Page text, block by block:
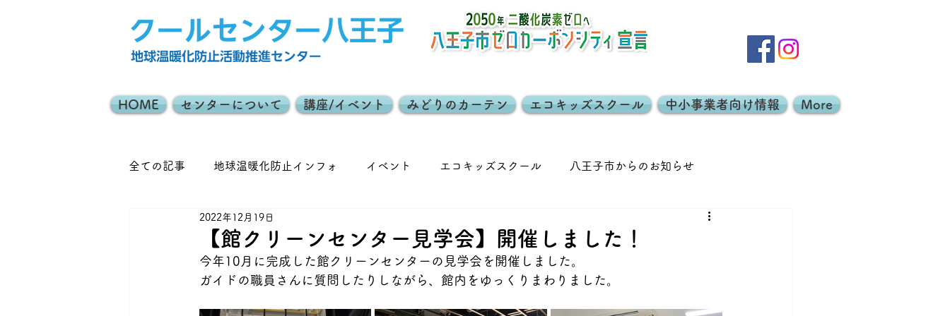
HOME センターについて 講座/イベント みどりのカーテン エコキッズスクール 中小事業者向け情報 More
全ての記事 地球温暖化防止インフォ イベント エコキッズスクール 八王子市からのお知らせ
みどりのカーテン エコレンジャー
日々のできごと
【館クリーンセンター見学会】開催しました！
2022年12月19日
今年10月に完成した館クリーンセンターの見学会を開催しました。
ガイドの職員さんに質問したりしながら、館内をゆっくりまわりました。